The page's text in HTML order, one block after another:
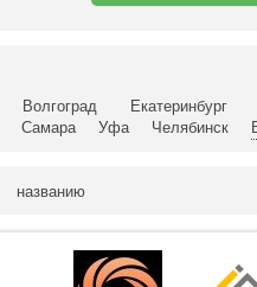
Волгоград Екатеринбург
Самара Уфа Челябинск
названию